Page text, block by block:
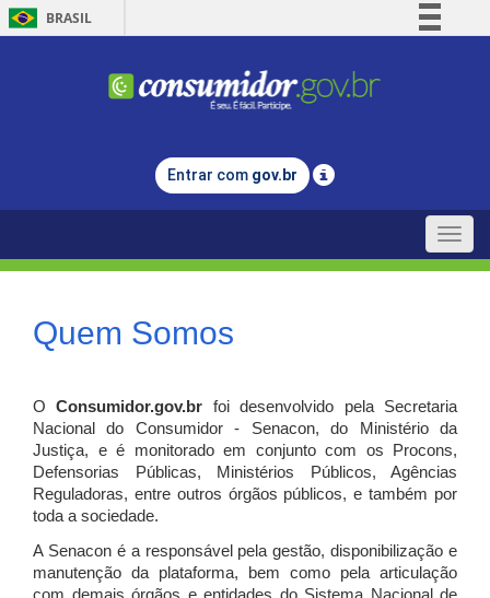
BRASIL
Comunica BR
Legislação
Entrar com gov.br
Toggle
Quem Somos
OConsumidor.gov.br
foi desenvolvido pela Secretaria
Nacional do Consumidor - Senacon, do Ministério da
Justiça, e é monitorado em conjunto com os Procons,
Defensorias Públicas, Ministérios Públicos, Agências
Reguladoras, entre outros órgãos públicos, e também por
toda a sociedade.
A Senacon é a responsável pela gestão, disponibilização e
manutenção da plataforma, bem como pela articulação